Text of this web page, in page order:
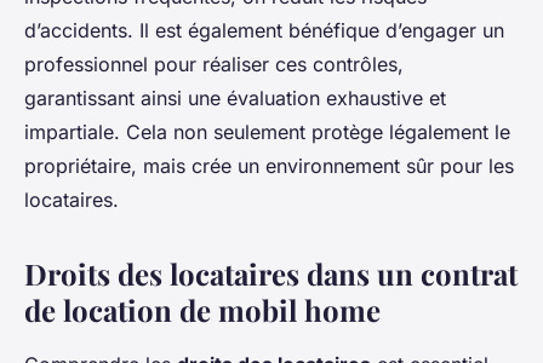
d’accidents. Il est également bénéfique d’engager un
professionnel pour réaliser ces contrôles,
garantissant ainsi une évaluation exhaustive et
impartiale. Cela non seulement protège légalement le
propriétaire, mais crée un environnement sûr pour les
locataires.
Droits des locataires dans un contrat
de location de mobil home